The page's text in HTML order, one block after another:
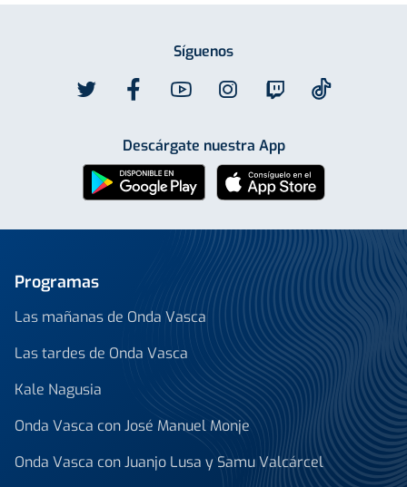
Síguenos
Descárgate nuestra App
Programas
Las mañanas de Onda Vasca
Las tardes de Onda Vasca
Kale Nagusia
Onda Vasca con José Manuel Monje
Onda Vasca con Juanjo Lusa y Samu Valcárcel